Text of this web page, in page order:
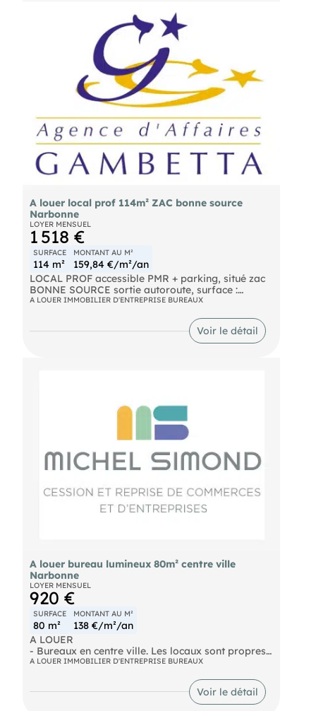
A louer local prof 114m² ZAC bonne source
Narbonne
LOYER MENSUEL
1 518 €
SURFACE
114 m²
MONTANT AU M²
159,84 €/m²/an
LOCAL PROF accessible PMR + parking, situé zac
BONNE SOURCE sortie autoroute, surface :
113,91m² , loyer : 1518€/mois + charges :
A LOUER IMMOBILIER D'ENTREPRISE BUREAUX
Voir le détail
A louer bureau lumineux 80m² centre ville
Narbonne
LOYER MENSUEL
920 €
SURFACE
80 m²
MONTANT AU M²
138 €/m²/an
A LOUER
- Bureaux en centre ville. Les locaux sont propres
et lumineux. Équipés de la fibre, parking privatif.
- Surface : 80m²
A LOUER IMMOBILIER D'ENTREPRISE BUREAUX
Voir le détail